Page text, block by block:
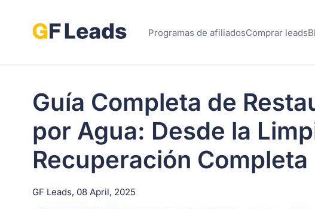
Programas de afiliadosComprar leads
Guía Completa de
por Agua: Desde la
Recuperación Completa
GF Leads, 08 April, 2025